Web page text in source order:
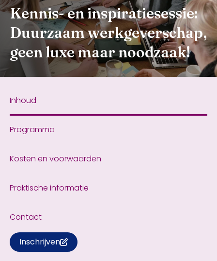
Kennis- en inspiratiesessie:
Duurzaam werkgeverschap,
geen luxe maar noodzaak!
Inhoud
Programma
Kosten en voorwaarden
Praktische informatie
Contact
Inschrijven